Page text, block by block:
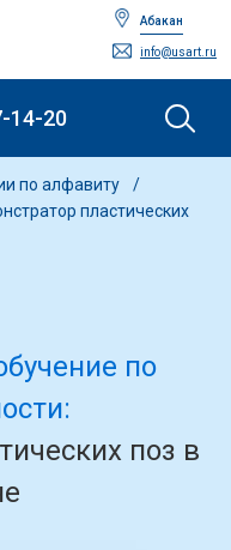
Абакан
info@usart.ru
14-20
по алфавиту
пластических
по
поз в